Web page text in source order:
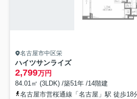
名古屋市中区栄
ハイツサンライズ
2,799万円
84.01㎡ (3LDK) /築51年 /14階建
名古屋市営桜通線「名古屋」駅 徒歩18